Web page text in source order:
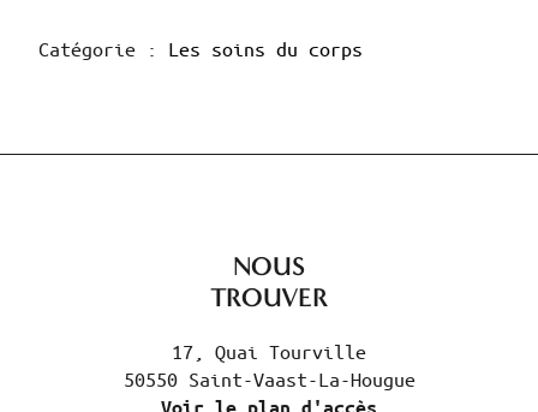
Catégorie : Les soins du corps
NOUS
TROUVER
17, Quai Tourville
50550 Saint-Vaast-La-Hougue
Voir le plan d'accès